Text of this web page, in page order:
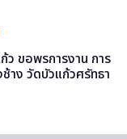
ว ขอพรการงาน การ
ช้าง วัดบัวแก้วศรัทธา